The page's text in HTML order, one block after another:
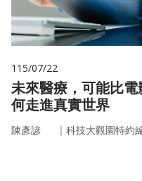
115/07/22
未來醫療，可能比
何走進真實世界
陳彥諺 ｜ 科技大觀園特約